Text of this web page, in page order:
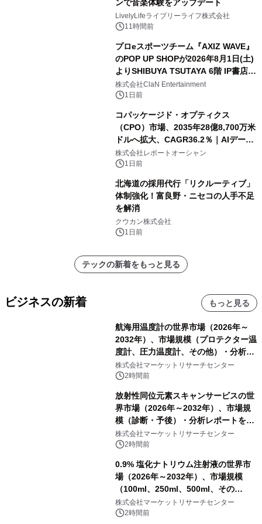
ンで音楽体験をアップデート
LivelyLifeライブリーライフ株式会社
11時間前
プロeスポーツチーム『AXIZ WAVE』
のPOP UP SHOPが2026年8月1日(土)
よりSHIBUYA TSUTAYA 6階 IP書店で
開催決定！！
株式会社ClaN Entertainment
1日前
コパッケージド・オプティクス
（CPO）市場、2035年28億8,700万米
ドルへ拡大、CAGR36.2％｜AIデータ
センター・高速光通信需要が成長を加
速
株式会社レポートオーシャン
1日前
北海道の採用代行「リクルーティブ」
体制強化！富良野・ニセコの人手不足
を解消
クウカン株式会社
1日前
テックの新着をもっと見る
ビジネスの新着 もっと見る
航海用温度計の世界市場（2026年～
2032年）、市場規模（プロテクター温
度計、圧力温度計、その他）・分析レ
ポートを発表
株式会社マーケットリサーチセンター
2時間前
放射性同位元素スキャンサービスの世
界市場（2026年～2032年）、市場規
模（診断・予後）・分析レポートを発
表
株式会社マーケットリサーチセンター
2時間前
0.9% 塩化ナトリウム注射液の世界市
場（2026年～2032年）、市場規模
（100ml、250ml、500ml、その
他）・分析レポートを発表
株式会社マーケットリサーチセンター
2時間前